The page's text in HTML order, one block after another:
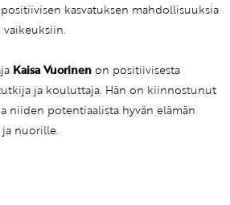
kasvatuksen mahdollisuuksia
Kaisa Vuorinen on positiivisesta
ja kouluttaja. Hän on kiinnostunut
niiden potentiaalista hyvän elämän
nuorille.